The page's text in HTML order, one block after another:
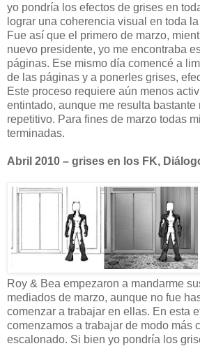
yo pondría los efectos de grises en
lograr una coherencia visual en toda
Fue así que el primero de marzo,
nuevo presidente, yo me encontraba
páginas. Ese mismo día comencé a
de las páginas y a ponerles grises,
Este proceso requiere aún menos
entintado, aunque me resulta bastante
repetitivo. Para fines de marzo todas
terminadas.
Abril 2010 – grises en los FK,
Roy & Bea empezaron a mandarme
mediados de marzo, aunque no fue
comenzar a trabajar en ellas. En esta
comenzamos a trabajar de modo más
escalonado. Si bien yo pondría los